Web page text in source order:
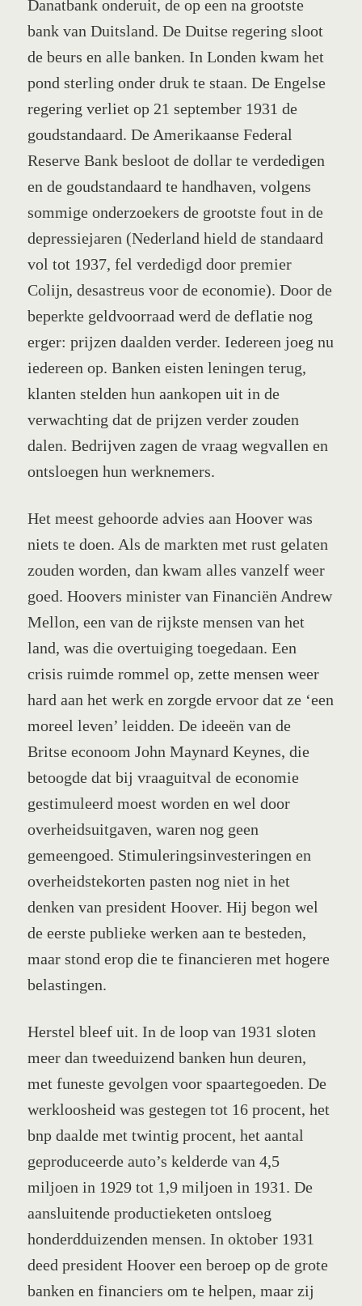
Danatbank onderuit, de op een na grootste
bank van Duitsland. De Duitse regering sloot
de beurs en alle banken. In Londen kwam het
pond sterling onder druk te staan. De Engelse
regering verliet op 21 september 1931 de
goudstandaard. De Amerikaanse Federal
Reserve Bank besloot de dollar te verdedigen
en de goudstandaard te handhaven, volgens
sommige onderzoekers de grootste fout in de
depressiejaren (Nederland hield de standaard
vol tot 1937, fel verdedigd door premier
Colijn, desastreus voor de economie). Door de
beperkte geldvoorraad werd de deflatie nog
erger: prijzen daalden verder. Iedereen joeg nu
iedereen op. Banken eisten leningen terug,
klanten stelden hun aankopen uit in de
verwachting dat de prijzen verder zouden
dalen. Bedrijven zagen de vraag wegvallen en
ontsloegen hun werknemers.
Het meest gehoorde advies aan Hoover was
niets te doen. Als de markten met rust gelaten
zouden worden, dan kwam alles vanzelf weer
goed. Hoovers minister van Financiën Andrew
Mellon, een van de rijkste mensen van het
land, was die overtuiging toegedaan. Een
crisis ruimde rommel op, zette mensen weer
hard aan het werk en zorgde ervoor dat ze ‘een
moreel leven’ leidden. De ideeën van de
Britse econoom John Maynard Keynes, die
betoogde dat bij vraaguitval de economie
gestimuleerd moest worden en wel door
overheidsuitgaven, waren nog geen
gemeengoed. Stimuleringsinvesteringen en
overheidstekorten pasten nog niet in het
denken van president Hoover. Hij begon wel
de eerste publieke werken aan te besteden,
maar stond erop die te financieren met hogere
belastingen.
Herstel bleef uit. In de loop van 1931 sloten
meer dan tweeduizend banken hun deuren,
met funeste gevolgen voor spaartegoeden. De
werkloosheid was gestegen tot 16 procent, het
bnp daalde met twintig procent, het aantal
geproduceerde auto’s kelderde van 4,5
miljoen in 1929 tot 1,9 miljoen in 1931. De
aansluitende productieketen ontsloeg
honderdduizenden mensen. In oktober 1931
deed president Hoover een beroep op de grote
banken en financiers om te helpen, maar zij